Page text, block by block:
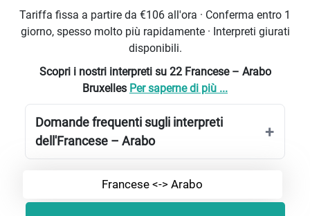
Tariffa fissa a partire da €106 all'ora · Conferma entro 1
giorno, spesso molto più rapidamente · Interpreti giurati
disponibili.
Scopri i nostri interpreti su 22 Francese – Arabo
Bruxelles Per saperne di più ...
Domande frequenti sugli interpreti
dell'Francese – Arabo
Francese <-> Arabo